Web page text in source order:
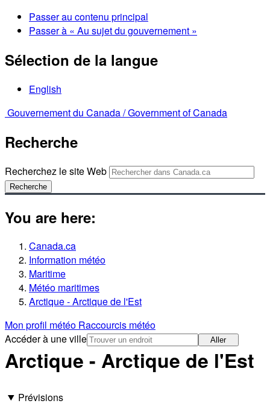
Passer au contenu principal
Passer à « Au sujet du gouvernement »
Sélection de la langue
English
Gouvernement du Canada /Government of Canada
Recherche
Recherchez le site Web
Recherche
You are here:
Canada.ca
Information météo
Maritime
Météo maritimes
Arctique - Arctique de l'Est
Mon profil météo Raccourcis météo
Accéder à une ville
Aller
Arctique - Arctique de l'Est
Prévisions